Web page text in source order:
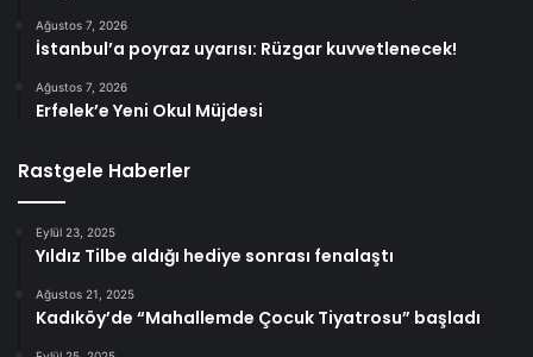
Ağustos 7, 2026
İstanbul’a poyraz uyarısı: Rüzgar kuvvetlenecek!
Ağustos 7, 2026
Erfelek’e Yeni Okul Müjdesi
Rastgele Haberler
Eylül 23, 2025
Yıldız Tilbe aldığı hediye sonrası fenalaştı
Ağustos 21, 2025
Kadıköy’de “Mahallemde Çocuk Tiyatrosu” başladı